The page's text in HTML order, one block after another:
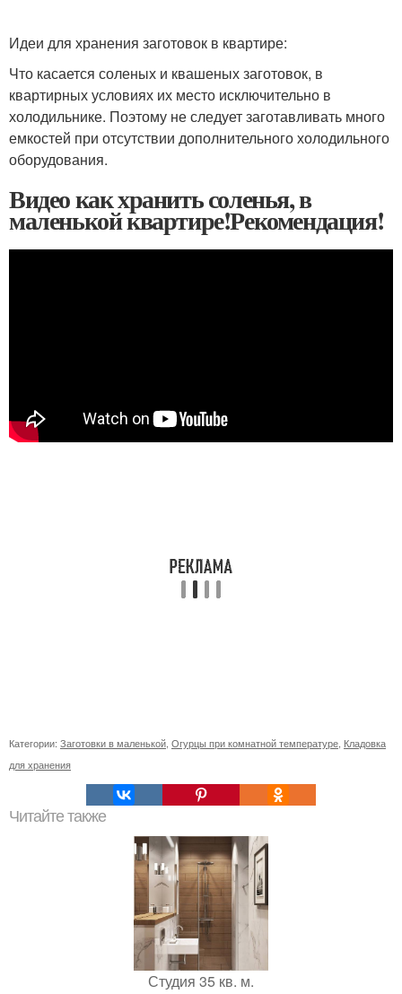
Идеи для хранения заготовок в квартире:
Что касается соленых и квашеных заготовок, в
квартирных условиях их место исключительно в
холодильнике. Поэтому не следует заготавливать много
емкостей при отсутствии дополнительного холодильного
оборудования.
Видео как хранить соленья, в
маленькой квартире!Рекомендация!
Категории: Заготовки в маленькой, Огурцы при комнатной температуре, Кладовка
для хранения
Читайте также
Студия 35 кв. м.